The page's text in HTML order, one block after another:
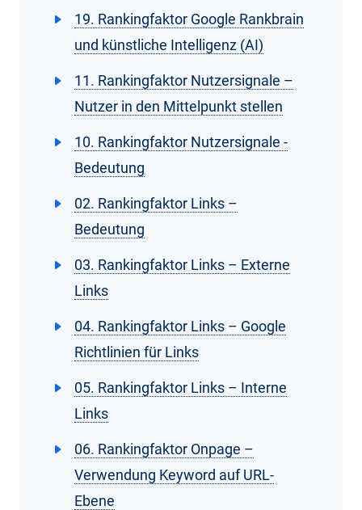
19. Rankingfaktor Google Rankbrain
und künstliche Intelligenz (AI)
11. Rankingfaktor Nutzersignale –
Nutzer in den Mittelpunkt stellen
10. Rankingfaktor Nutzersignale -
Bedeutung
02. Rankingfaktor Links –
Bedeutung
03. Rankingfaktor Links – Externe
Links
04. Rankingfaktor Links – Google
Richtlinien für Links
05. Rankingfaktor Links – Interne
Links
06. Rankingfaktor Onpage –
Verwendung Keyword auf URL-
Ebene